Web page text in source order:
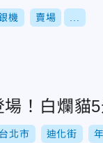
機 賣場
場！白爛
台北市 迪化街